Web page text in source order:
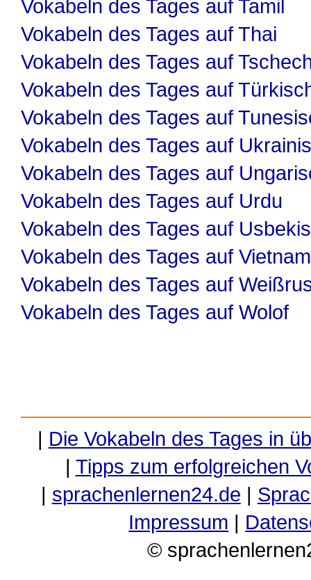
Vokabeln des Tages auf Tamil
Vokabeln des Tages auf Thai
Vokabeln des Tages auf
Vokabeln des Tages auf
Vokabeln des Tages auf
Vokabeln des Tages auf
Vokabeln des Tages auf
Vokabeln des Tages auf Urdu
Vokabeln des Tages auf
Vokabeln des Tages auf
Vokabeln des Tages auf
Vokabeln des Tages auf Wolof
| Die Vokabeln des Tages in
| Tipps zum erfolgreichen
| sprachenlernen24.de |
Impressum |
©